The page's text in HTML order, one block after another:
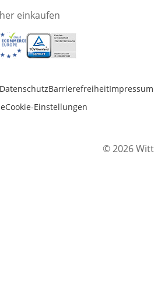
einkaufen
neuem Fenster
in neuem Fenster
Öffnet in neuem Fenster
DatenschutzBarrierefreiheitImpressum
Cookie-Einstellungen
© 2026 Witt